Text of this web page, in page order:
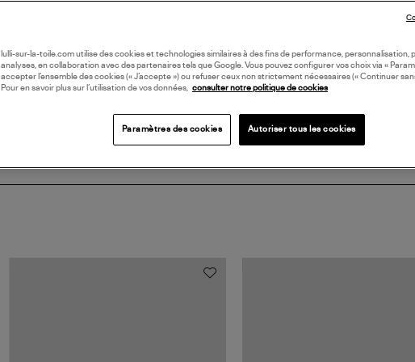
lulli-sur-la-toile.com utilise des cookies et technologies similaires à des fins de performance, personnalisation,
analyses, en collaboration avec des partenaires tels que Google. Vous pouvez configurer vos choix via «
accepter l’ensemble des cookies (« J’accepte ») ou refuser ceux non strictement nécessaires (« Continuer
Pour en savoir plus sur l’utilisation de vos données, consulter notre politique de cookies
Paramètres des cookies Autoriser tous les cookies